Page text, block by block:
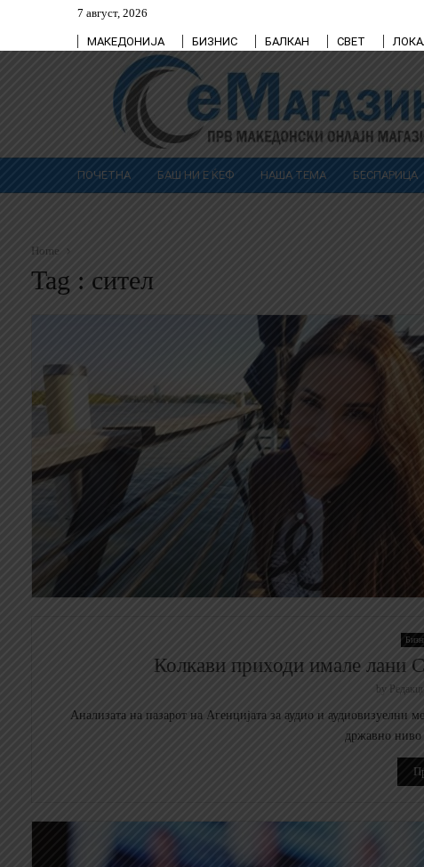
7 август, 2026
МАКЕДОНИЈА БИЗНИС БАЛКАН СВЕТ
ПОЧЕТНА БАШ НИ Е ЌЕФ НАША ТЕМА БЕСПАРИЦА
Home
Tag : сител
Колкави приходи имале лани
by
Анализата на пазарот на Агенцијата за аудио и аудиовизуелни
државно